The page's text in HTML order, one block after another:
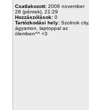
Csatlakozott: 2008 november
28 (péntek), 21:29
Hozzászólások: 0
Tartózkodási hely: Szolnok city,
ágyamon, laptoppal az
ölemben^^ <3